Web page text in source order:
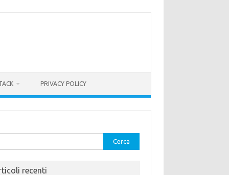
PRIVACY POLICY
recenti